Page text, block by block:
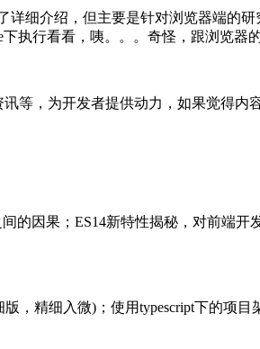
细介绍，但主要是针对浏览器端的研
执行看看，咦。。。奇怪，跟浏览器
等，为开发者提供动力，如果觉得内
的因果；ES14新特性揭秘，对前端
，精细入微)；使用typescript下的项